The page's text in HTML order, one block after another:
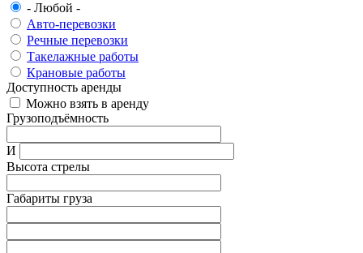
- Любой -
Авто-перевозки
Речные перевозки
Такелажные работы
Крановые работы
Доступность аренды
Можно взять в аренду
Грузоподъёмность
И
Высота стрелы
Габариты груза